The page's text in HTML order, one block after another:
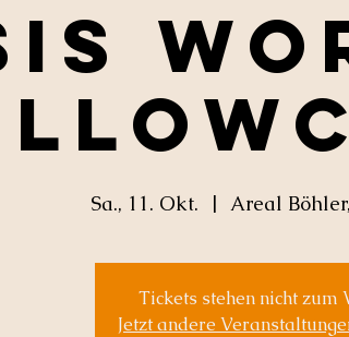
Sa., 11. Okt.
  |
Areal
Tickets stehen nicht zum
Jetzt andere